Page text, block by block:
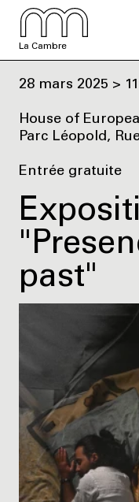
La Cambre
28 mars 2025 >
House of
Parc Léopold,
Entrée gratuite
past"